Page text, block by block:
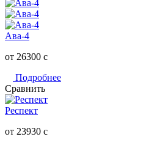
Ава-4
от 26300 c
Подробнее
Сравнить
Респект
от 23930 c